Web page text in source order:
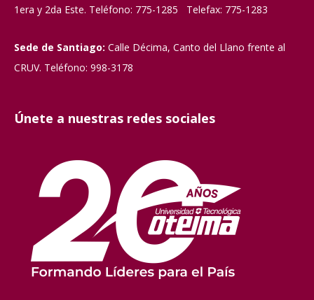
1era y 2da Este. Teléfono: 775-1285 Telefax: 775-1283
Sede de Santiago: Calle Décima, Canto del Llano frente al
CRUV. Teléfono: 998-3178
Únete a nuestras redes sociales